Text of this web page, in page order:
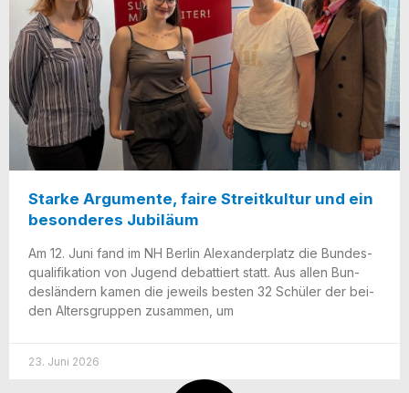
Starke Argumente, faire Streitkultur und ein
besonderes Jubiläum
Am 12. Juni fand im NH Ber­lin Alex­an­der­platz die Bun­des­
qua­li­fi­ka­ti­on von Jugend debat­tiert statt. Aus allen Bun­
des­län­dern kamen die jeweils bes­ten 32 Schü­ler der bei­
den Alters­grup­pen zusam­men, um
23. Juni 2026